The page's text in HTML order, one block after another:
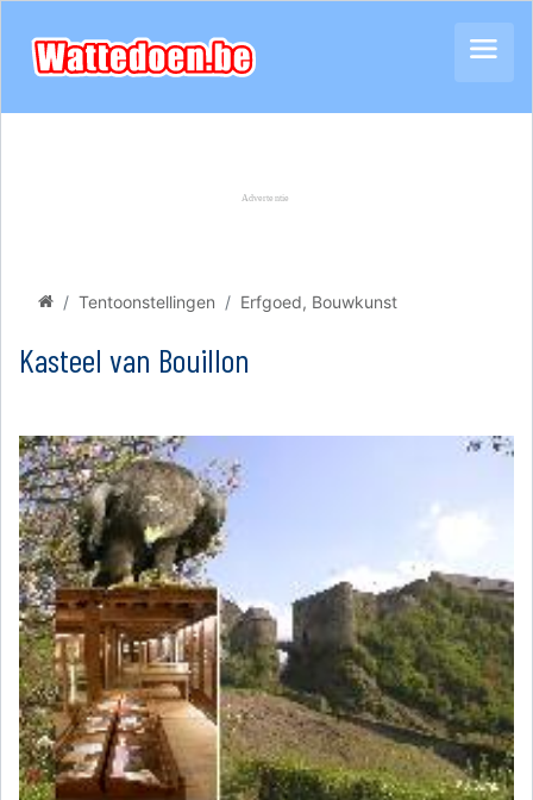
Tentoonstellingen Erfgoed, Bouwkunst
Kasteel van Bouillon